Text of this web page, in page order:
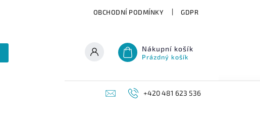
OBCHODNÍ PODMÍNKY GDPR
Nákupní košík
Prázdný košík
+420 481 623 536